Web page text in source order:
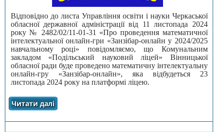
Відповідно до листа Управління освіти і науки Черкаської
обласної державної адміністрації від 11 листопада 2024
року № 2482/02/11-01-31 «Про проведення математичної
інтелектуальної онлайн-гри «Занзібар-онлайн у 2024/2025
навчальному році» повідомляємо, що Комунальним
закладом «Подільський науковий ліцей» Вінницької
обласної ради буде проведено математичну інтелектуальну
онлайн-гру «Занзібар-онлайн», яка відбудеться 23
листопада 2024 року на платформі ліцею.
Читати далі
онлайн» у 2024/2025 навчальному році